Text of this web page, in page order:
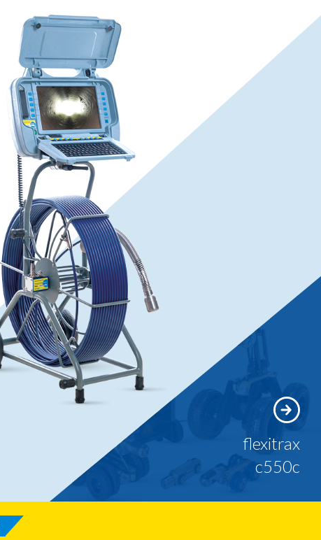
flexitrax
c550c
P540c